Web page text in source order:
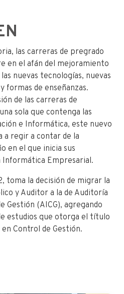
las carreras de pregrado
en el afán del mejoramiento
nuevas tecnologías, nuevas
formas de enseñanzas.
de las carreras de
sola que contenga las
e Informática, este nuevo
a regir a contar de la
en el que inicia sus
Informática Empresarial.
toma la decisión de migrar la
y Auditor a la de Auditoría
Gestión (AICG), agregando
estudios que otorga el título
Control de Gestión.